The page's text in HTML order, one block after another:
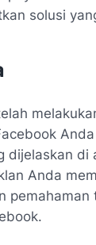
solusi
dijelaskan di
Anda
pemahaman